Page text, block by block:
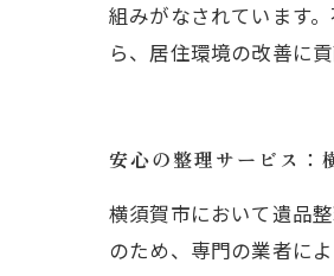
組みがなされています
ら、居住環境の改善に
安心の整理サービス：
横須賀市において遺品
のため、専門の業者に